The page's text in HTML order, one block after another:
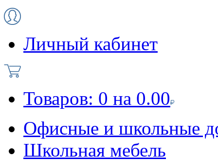
Личный кабинет
Товаров: 0 на 0.00
Офисные и школьные
Школьная мебель